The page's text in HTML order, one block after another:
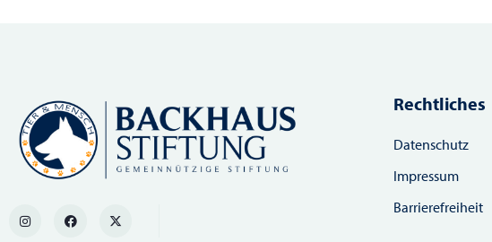
Rechtliches
Datenschutz
Impressum
Barrierefreiheit